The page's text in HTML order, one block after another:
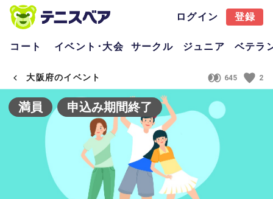
ログイン 登録
コート イベント･大会 サークル ジュニア ベテラ
大阪府のイベント 645 2
満員 申込み期間終了